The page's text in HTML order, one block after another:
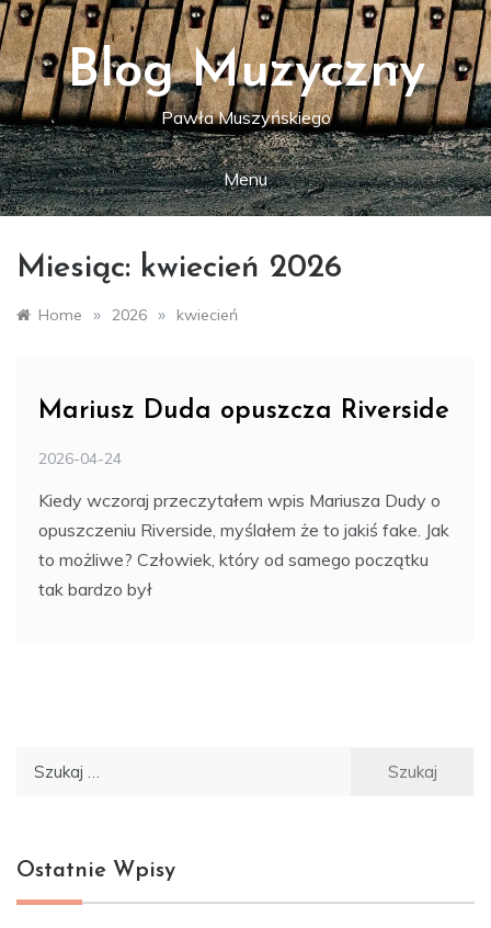
Skip
to
content
Blog Muzyczny
Pawła Muszyńskiego
Menu
Miesiąc: kwiecień 2026
Home » 2026 » kwiecień
Mariusz Duda opuszcza Riverside
2026-04-24
Kiedy wczoraj przeczytałem wpis Mariusza Dudy o
opuszczeniu Riverside, myślałem że to jakiś fake. Jak
to możliwe? Człowiek, który od samego początku
tak bardzo był
Ostatnie Wpisy